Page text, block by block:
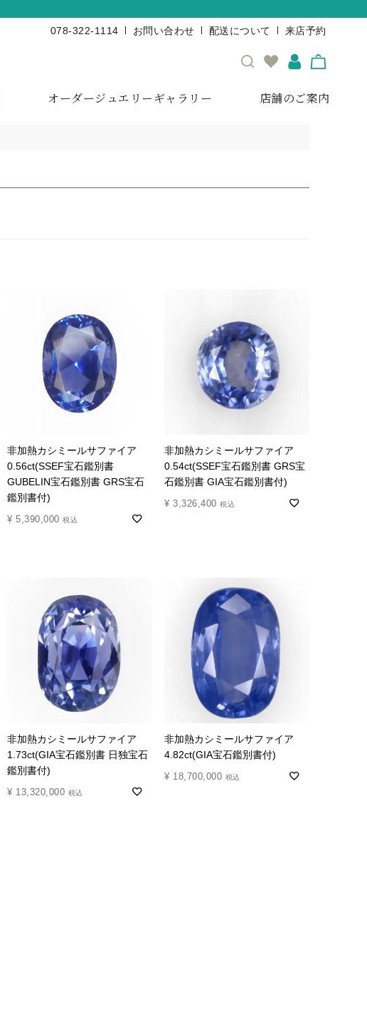
078-322-1114 お問い合わせ 配送について 来店予約
オーダージュエリーギャラリー 店舗のご案内
非加熱カシミールサファイア
0.56ct(SSEF宝石鑑別書
GUBELIN宝石鑑別書 GRS宝石
鑑別書付)
¥ 5,390,000 税込
非加熱カシミールサファイア
0.54ct(SSEF宝石鑑別書 GRS宝
石鑑別書 GIA宝石鑑別書付)
¥ 3,326,400 税込
非加熱カシミールサファイア
1.73ct(GIA宝石鑑別書 日独宝石
鑑別書付)
¥ 13,320,000 税込
非加熱カシミールサファイア
4.82ct(GIA宝石鑑別書付)
¥ 18,700,000 税込